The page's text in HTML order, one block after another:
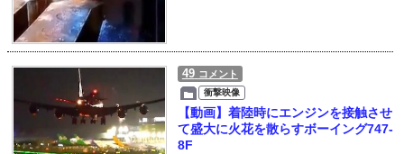
49 コメント
衝撃映像
【動画】着陸時にエンジンを接触させ
て盛大に火花を散らすボーイング747-
8F